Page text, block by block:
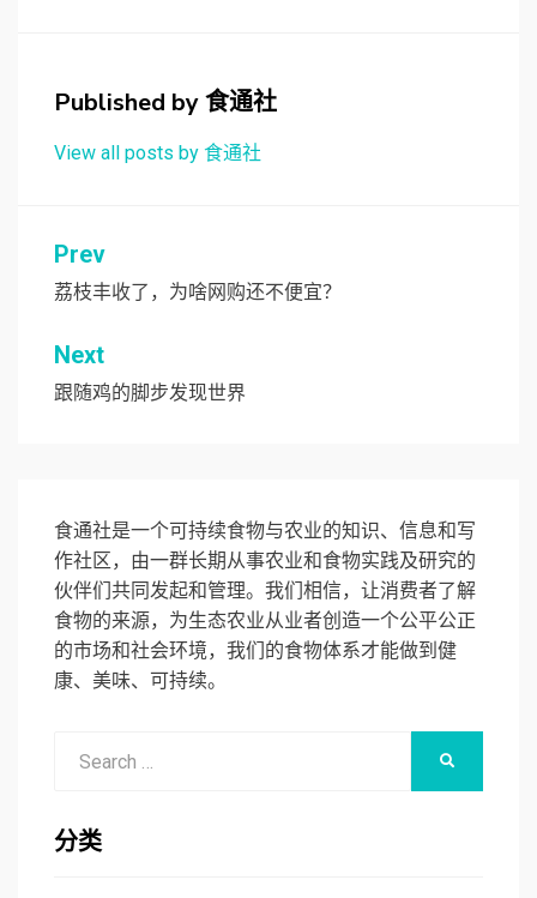
Published by食通社
View all posts by 食通社
文
章
导
航
Prev
荔枝丰收了，为啥网购还不便宜？
Next
跟随鸡的脚步发现世界
食通社是一个可持续食物与农业的知识、信息和写
作社区，由一群长期从事农业和食物实践及研究的
伙伴们共同发起和管理。我们相信，让消费者了解
食物的来源，为生态农业从业者创造一个公平公正
的市场和社会环境，我们的食物体系才能做到健
康、美味、可持续。
分类